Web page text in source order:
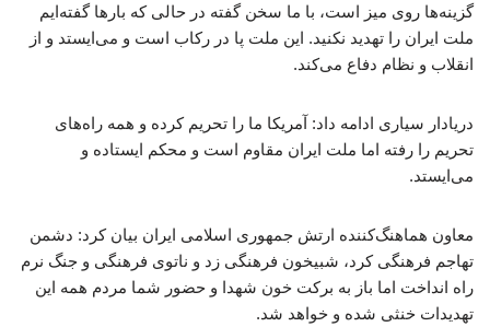
گزینه‌ها روی میز است، با ما سخن گفته در حالی که بارها گفته‌ایم
ملت ایران را تهدید نکنید. این ملت پا در رکاب است و می‌ایستد و از
انقلاب و نظام دفاع می‌کند.
دریادار سیاری ادامه داد: آمریکا ما را تحریم کرده و همه راه‌های
تحریم را رفته اما ملت ایران مقاوم است و محکم ایستاده و
می‌ایستد.
معاون هماهنگ‌کننده ارتش جمهوری اسلامی ایران بیان کرد: دشمن
تهاجم فرهنگی کرد، شبیخون فرهنگی زد و ناتوی فرهنگی و جنگ نرم
راه انداخت اما باز به برکت خون شهدا و حضور شما مردم همه این
تهدیدات خنثی شده و خواهد شد.